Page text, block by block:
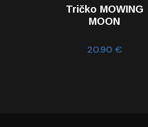
Tričko MOWING
MOON
20.90 €